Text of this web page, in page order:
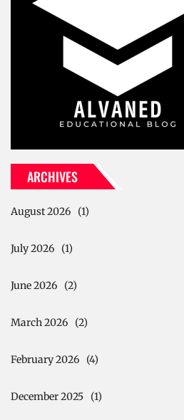
ARCHIVES
August 2026 (1)
July 2026 (1)
June 2026 (2)
March 2026 (2)
February 2026 (4)
December 2025 (1)